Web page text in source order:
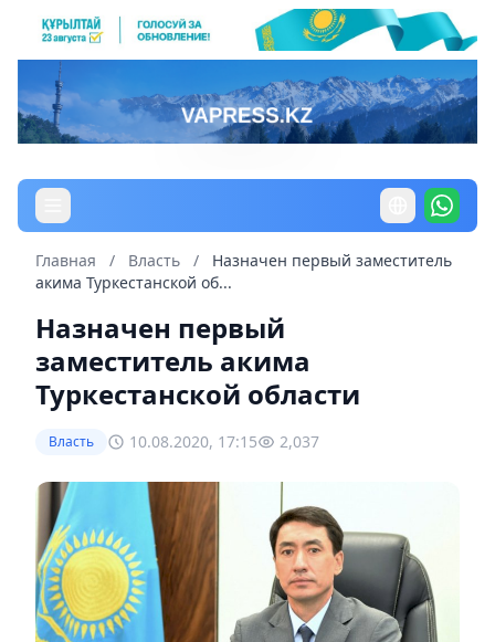
Главная / Власть /
Назначен первый заместитель
акима Туркестанской об...
Назначен первый
заместитель акима
Туркестанской области
Власть 10.08.2020, 17:15 2,037